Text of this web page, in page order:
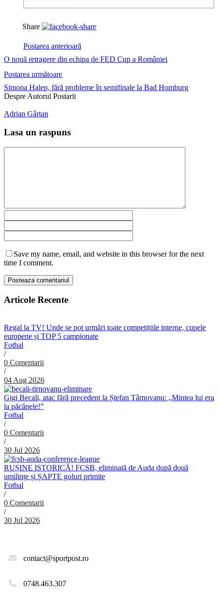
Share
Postarea anterioară
O nouă retragere din echipa de FED Cup a României
Postarea următoare
Simona Halep, fără probleme în semifinale la Bad Homburg
Despre Autorul Postarii
Adrian Gârtan
Lasa un raspuns
Save my name, email, and website in this browser for the next
time I comment.
Articole Recente
Regal la TV! Unde se pot urmări toate competițiile interne, cupele
europene și TOP 5 campionate
Fotbal
/
0 Comentarii
/
04 Aug 2026
Gigi Becali, atac fără precedent la Ștefan Târnovanu: „Mintea lui era
la păcănele!”
Fotbal
/
0 Comentarii
/
30 Jul 2026
RUȘINE ISTORICĂ! FCSB, eliminată de Auda după două
umilințe și ȘAPTE goluri primite
Fotbal
/
0 Comentarii
/
30 Jul 2026
contact@sportpost.ro
0748.463.307